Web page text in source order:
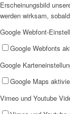
AHOI
AHOI
Erscheinungsbild
werden wirksam,
Google Webfont-
Google Webfonts
Google
Google Maps
Vimeo und Youtube